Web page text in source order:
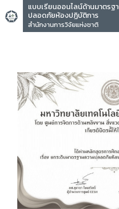
แบบเรียนออนไลน์ด้านมาตรฐ
ปลอดภัยห้องปฏิบัติการ
สำนักงานการวิจัยแห่งชาติ